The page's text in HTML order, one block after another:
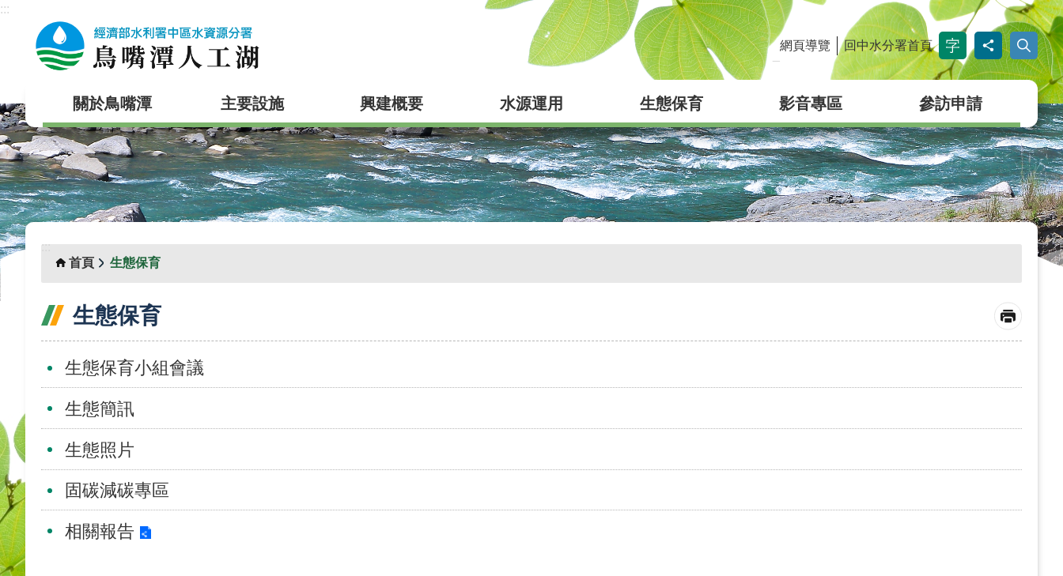
跳到主要內容區塊
:::
網頁導覽 回中水分署首頁
關於鳥嘴潭 主要設施 興建概要 水源運用 生態保育 影音專區 參訪申請
:::
首頁
生態保育
生態保育
生態保育小組會議
生態簡訊
生態照片
固碳減碳專區
相關報告